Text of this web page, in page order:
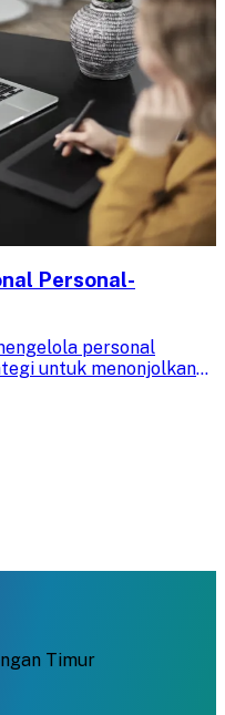
Personal-
personal
untuk menonjolkan
Timur